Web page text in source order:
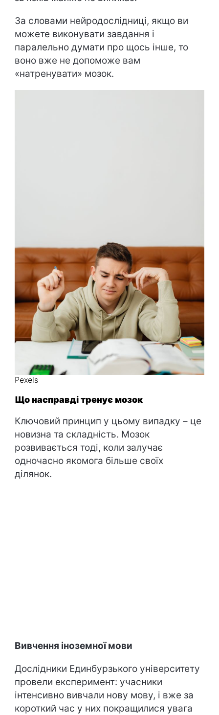
За словами нейродослідниці, якщо ви
можете виконувати завдання і
паралельно думати про щось інше, то
воно вже не допоможе вам
«натренувати» мозок.
Pexels
Що насправді тренує мозок
Ключовий принцип у цьому випадку – це
новизна та складність. Мозок
розвивається тоді, коли залучає
одночасно якомога більше своїх
ділянок.
Вивчення іноземної мови
Дослідники Единбурзького університету
провели експеримент: учасники
інтенсивно вивчали нову мову, і вже за
короткий час у них покращилися увага